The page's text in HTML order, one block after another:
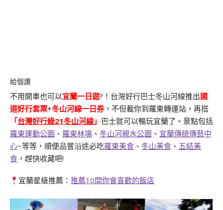
給個讚
不用開車也可以宜蘭一日遊?！台灣好行巴士冬山河線推出國
道好行套票+冬山河線一日券，不但載你到羅東轉運站，再搭
「台灣好行綠21冬山河線 」 巴士就可以暢玩宜蘭了。景點包括
羅東運動公園 、 羅東林場 、 冬山河親水公園 、 宜蘭傳統傳藝中
心~等等，順便品嘗沿途必吃羅東美食 、 冬山美食 、 五結美
食 ，趕快收藏吧!
宜蘭星級推薦：推薦10間你會喜歡的飯店